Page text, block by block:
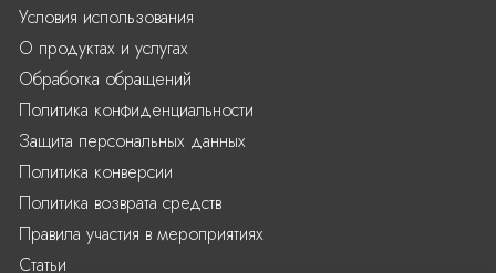
Условия использования
О продуктах и услугах
Обработка обращений
Политика конфиденциальности
Защита персональных данных
Политика конверсии
Политика возврата средств
Правила участия в мероприятиях
Статьи